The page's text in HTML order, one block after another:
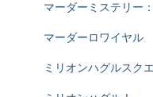
マーダーミステリー
マーダーロワイヤル
ミリオンハグルスク